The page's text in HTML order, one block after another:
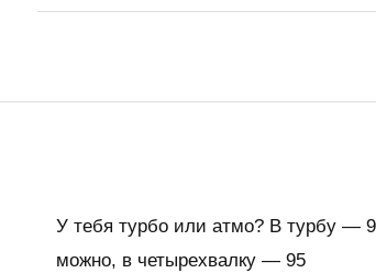
У тебя турбо или атмо? В турбу —
можно, в четырехвалку — 95